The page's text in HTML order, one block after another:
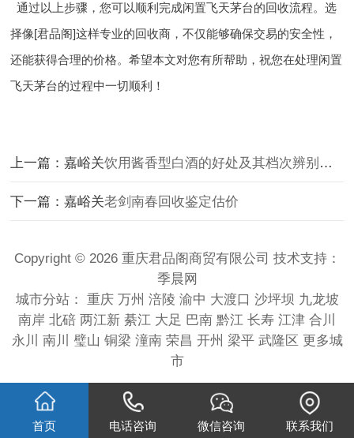
通过以上步骤，您可以顺利完成闲置飞天茅台的回收流程。选
择像[君品阁]这样专业的回收商，不仅能够确保交易的安全性，
还能获得合理的价格。希望本文对您有所帮助，祝您在处理闲置
飞天茅台的过程中一切顺利！
上一篇：嘉峪关饮用酱香型白酒的好处及其档次辨别方法
下一篇：嘉峪关老剑南春回收鉴定估价
Copyright © 2026 重庆君品阁商贸有限公司 技术支持：
季晨网
城市分站： 重庆 万州 涪陵 渝中 大渡口 沙坪坝 九龙坡
南岸 北碚 两江新 綦江 大足 巴南 黔江 长寿 江津 合川
永川
南川 璧山 铜梁 潼南 荣昌 开州 梁平 武隆区 更多城
市
首页 电话咨询 微信咨询 联系我们